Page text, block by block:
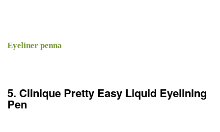
Eyeliner penna
5. Clinique Pretty Easy Liquid Eyelining
Pen